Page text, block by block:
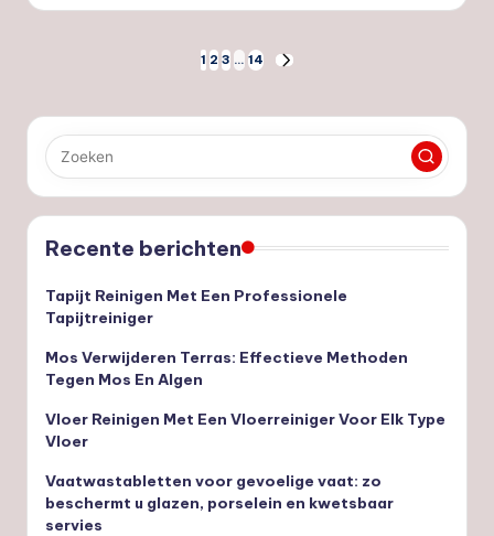
paginering
1 2 3 … 14
VOLGENDE
Recente berichten
Tapijt Reinigen Met Een Professionele
Tapijtreiniger
Mos Verwijderen Terras: Effectieve Methoden
Tegen Mos En Algen
Vloer Reinigen Met Een Vloerreiniger Voor Elk Type
Vloer
Vaatwastabletten voor gevoelige vaat: zo
beschermt u glazen, porselein en kwetsbaar
servies